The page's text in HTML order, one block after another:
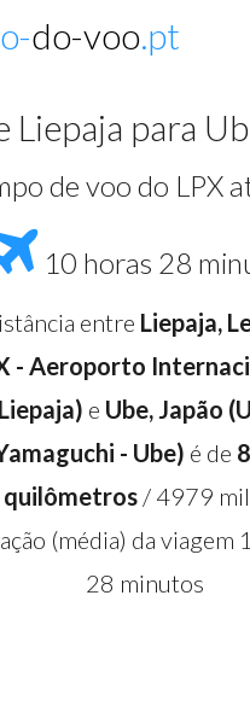
do-voo.pt
Liepaja para
de voo do LPX
10 horas 28
entre Liepaja,
- Aeroporto
Liepaja) e Ube, Japão
- Ube) é de
quilômetros / 4979
(média) da viagem
28 minutos